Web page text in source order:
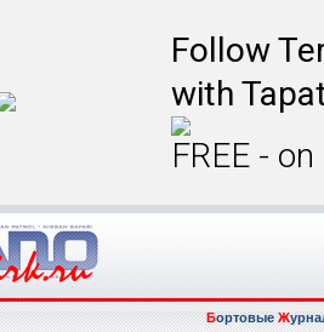
Follow
with
FREE -
БортовыеЖ